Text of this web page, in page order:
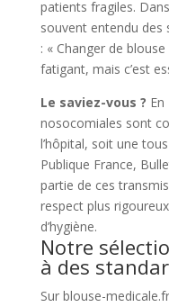
patients fragiles.
souvent entendu des
: « Changer de
fatigant, mais c’est
Le saviez-vous ?
nosocomiales sont
l’hôpital, soit une
Publique France,
partie de ces
respect plus
d’hygiène.
Notre
à des
Sur blouse-